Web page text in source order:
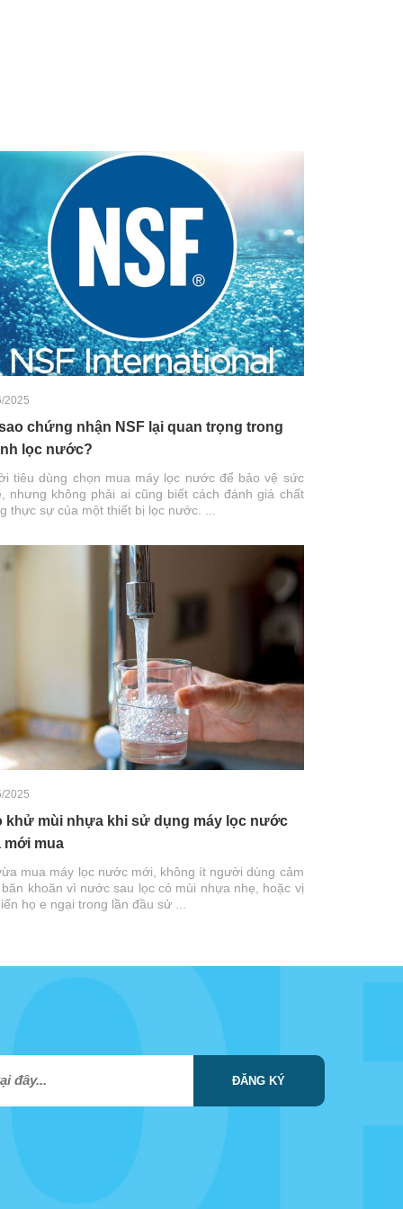
2025
chứng nhận NSF lại quan trọng trong
lọc nước?
tiêu dùng chọn mua máy lọc nước để bảo vệ sức
nhưng không phải ai cũng biết cách đánh giá chất
thực sự của một thiết bị lọc nước. ...
2025
khử mùi nhựa khi sử dụng máy lọc nước
mới mua
mua máy lọc nước mới, không ít người dùng cảm
khoăn vì nước sau lọc có mùi nhựa nhẹ, hoặc vị
họ e ngại trong lần đầu sử ...
ĐĂNG KÝ